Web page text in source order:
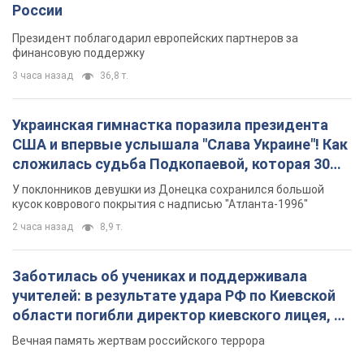
России
Президент поблагодарил европейских партнеров за
финансовую поддержку
3 часа назад 36,8 т.
Украинская гимнастка поразила президента
США и впервые услышала "Слава Украине"! Как
сложилась судьба Подкопаевой, которая 30
лет назад завоевала "золото" Олимпиады
У поклонников девушки из Донецка сохранился большой
кусок коврового покрытия с надписью "Атланта-1996"
2 часа назад 8,9 т.
Заботилась об учениках и поддерживала
учителей: в результате удара РФ по Киевской
области погибли директор киевского лицея, её
муж и внук
Вечная память жертвам российского террора